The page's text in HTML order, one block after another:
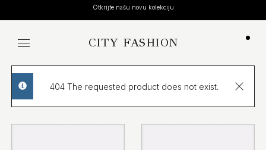
Otkrijte našu novu kolekciju
CITY FASHION
info
404 The requested product does not exist.